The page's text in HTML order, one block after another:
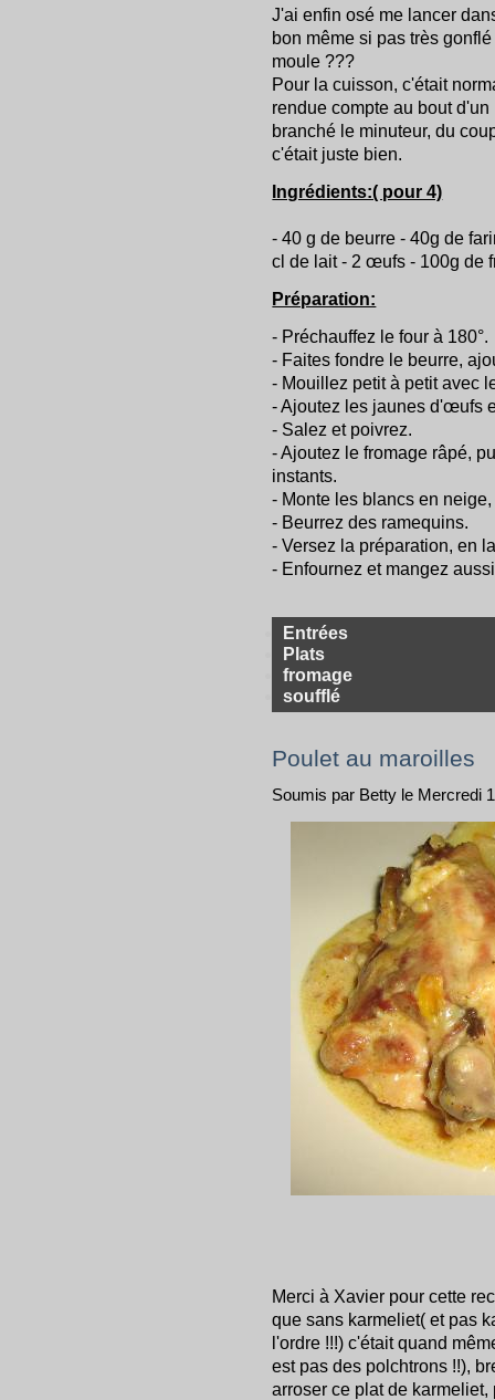
J'ai enfin osé me lancer
bon même si pas très
moule ???
Pour la cuisson, c'était
rendue compte au bout
branché le minuteur, du
c'était juste bien.
Ingrédients:( pour 4)
- 40 g de beurre - 40g de
cl de lait - 2 œufs - 100g de
Préparation:
- Préchauffez le four à 180°.
- Faites fondre le beurre,
- Mouillez petit à petit avec
- Ajoutez les jaunes d'œufs
- Salez et poivrez.
- Ajoutez le fromage râpé,
instants.
- Monte les blancs en
- Beurrez des ramequins.
- Versez la préparation, en
- Enfournez et mangez
Entrées
Plats
fromage
soufflé
Poulet au maroilles
Soumis par Betty le Mercredi
Merci à Xavier pour cette
que sans karmeliet( et pas
l'ordre !!!) c'était quand
est pas des polchtrons !!),
arroser ce plat de